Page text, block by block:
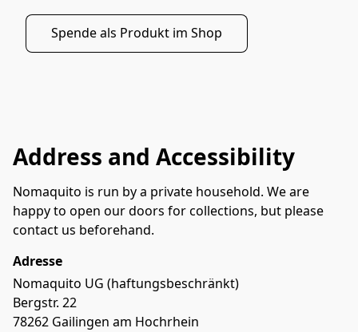
Spende als Produkt im Shop
Address and Accessibility
Nomaquito is run by a private household. We are
happy to open our doors for collections, but please
contact us beforehand.
Adresse
Nomaquito UG (haftungsbeschränkt)
Bergstr. 22
78262 Gailingen am Hochrhein